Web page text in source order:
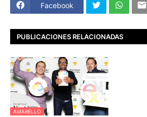
Facebook
PUBLICACIONES RELACIONADAS
AMARELLO